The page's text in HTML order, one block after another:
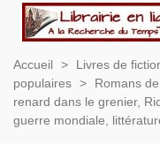
Accueil >
Livres de
populaires > Romans
renard dans le grenier,
guerre mondiale,